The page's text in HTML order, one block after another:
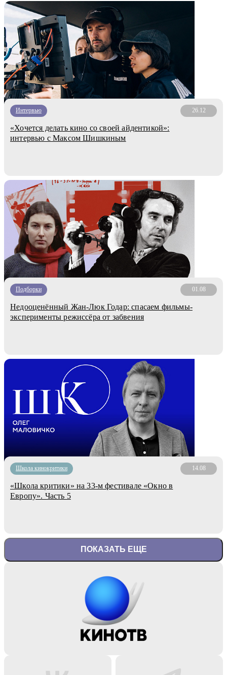
Интервью 26.12
«Хочется делать кино со своей айдентикой»:
интервью с Максом Шишкиным
Подборки 01.08
Недооценённый Жан-Люк Годар: спасаем фильмы-
эксперименты режиссёра от забвения
Школа кинокритики 14.08
«Школа критики» на 33-м фестивале «Окно в
Европу». Часть 5
ПОКАЗАТЬ ЕЩЕ